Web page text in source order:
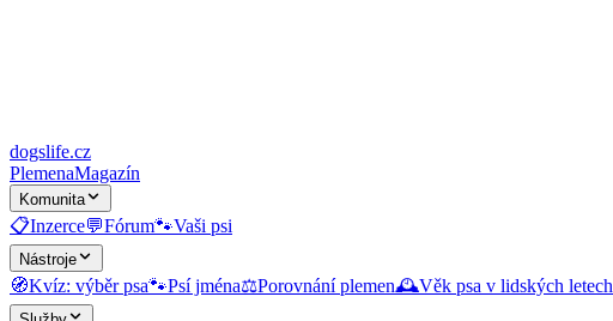
dogslife.cz
PlemenaMagazín
Komunita
📋Inzerce💬Fórum🐾Vaši psi
Nástroje
🧭Kvíz: výběr psa🐾Psí jména⚖️Porovnání plemen🕰️Věk psa v lidských letech